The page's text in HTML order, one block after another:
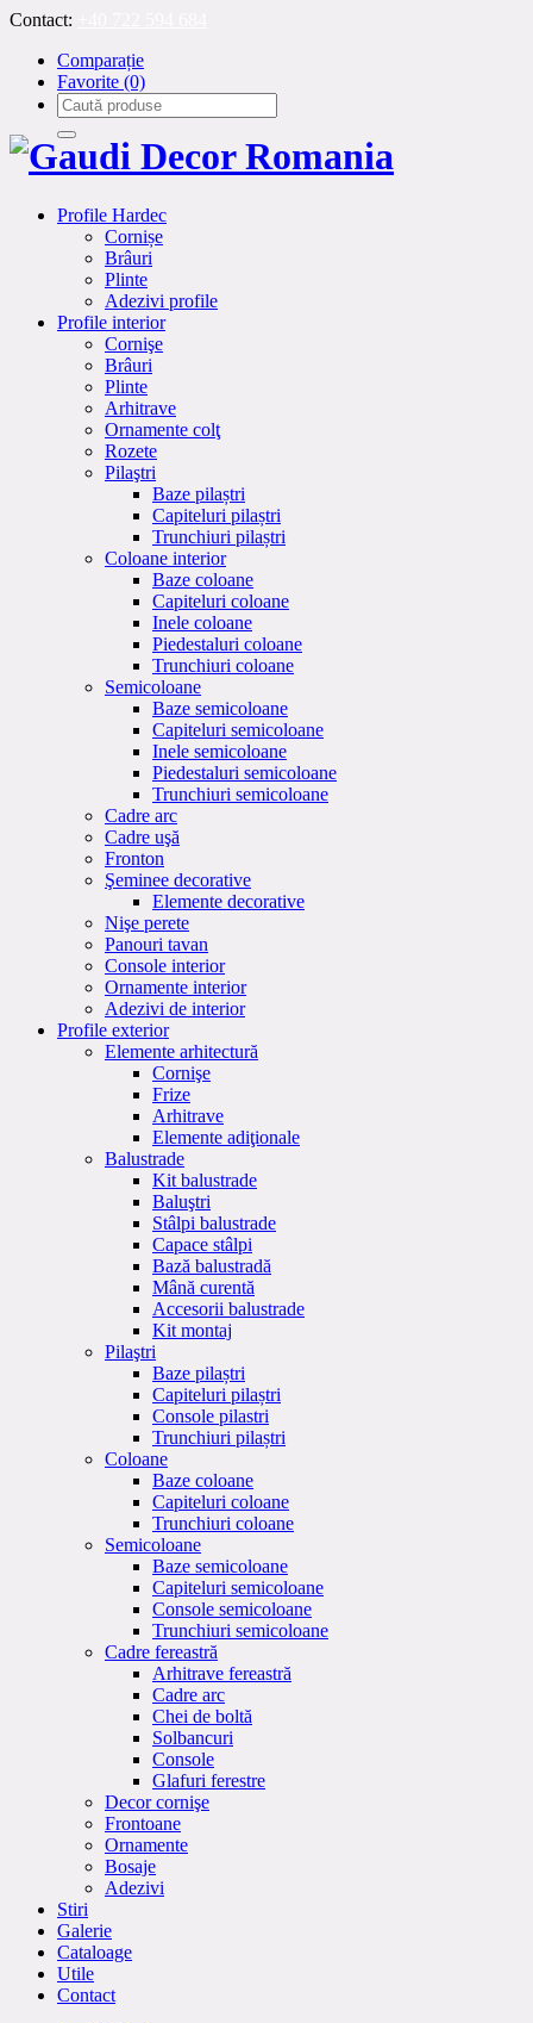
Contact:
Comparație
Favorite (0)
Profile Hardec
Cornișe
Brâuri
Plinte
Adezivi profile
Profile interior
Cornişe
Brâuri
Plinte
Arhitrave
Ornamente colţ
Rozete
Pilaştri
Baze pilaștri
Capiteluri pilaștri
Trunchiuri pilaștri
Coloane interior
Baze coloane
Capiteluri coloane
Inele coloane
Piedestaluri coloane
Trunchiuri coloane
Semicoloane
Baze semicoloane
Capiteluri semicoloane
Inele semicoloane
Piedestaluri semicoloane
Trunchiuri semicoloane
Cadre arc
Cadre uşă
Fronton
Şeminee decorative
Elemente decorative
Nişe perete
Panouri tavan
Console interior
Ornamente interior
Adezivi de interior
Profile exterior
Elemente arhitectură
Cornişe
Frize
Arhitrave
Elemente adiţionale
Balustrade
Kit balustrade
Baluştri
Stâlpi balustrade
Capace stâlpi
Bază balustradă
Mână curentă
Accesorii balustrade
Kit montaj
Pilaştri
Baze pilaștri
Capiteluri pilaștri
Console pilastri
Trunchiuri pilaștri
Coloane
Baze coloane
Capiteluri coloane
Trunchiuri coloane
Semicoloane
Baze semicoloane
Capiteluri semicoloane
Console semicoloane
Trunchiuri semicoloane
Cadre fereastră
Arhitrave fereastră
Cadre arc
Chei de boltă
Solbancuri
Console
Glafuri ferestre
Decor cornişe
Frontoane
Ornamente
Bosaje
Adezivi
Stiri
Galerie
Cataloage
Utile
Contact